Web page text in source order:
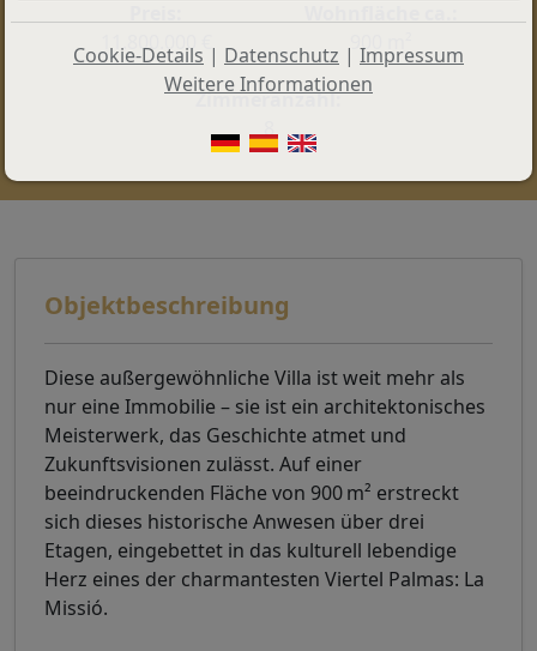
11.800.000 €
900 m²
Zimmeranzahl:
8
Objektbeschreibung
Diese außergewöhnliche Villa ist weit mehr als
nur eine Immobilie – sie ist ein architektonisches
Meisterwerk, das Geschichte atmet und
Zukunftsvisionen zulässt. Auf einer
beeindruckenden Fläche von 900 m² erstreckt
sich dieses historische Anwesen über drei
Etagen, eingebettet in das kulturell lebendige
Herz eines der charmantesten Viertel Palmas: La
Missió.
Cookie-Details | Datenschutz | Impressum
Weitere Informationen